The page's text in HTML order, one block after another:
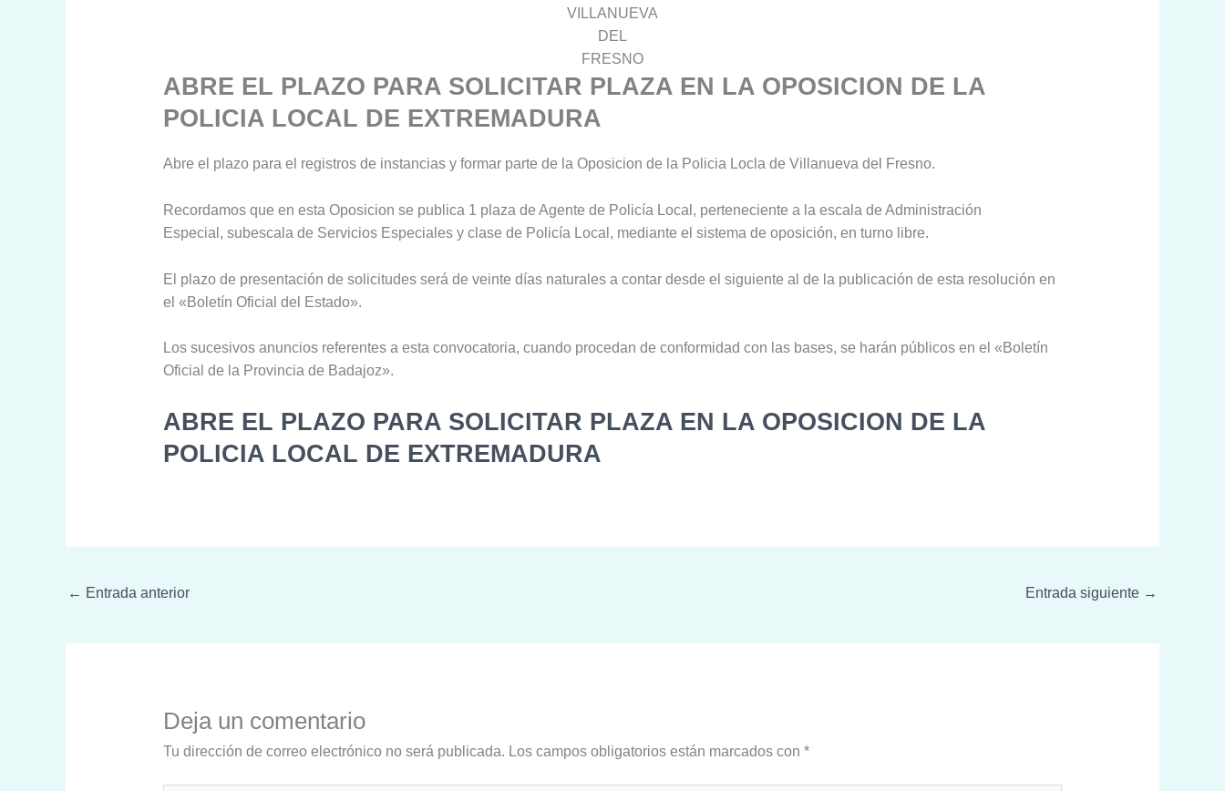
VILLANUEVA
DEL
FRESNO
ABRE EL PLAZO PARA SOLICITAR PLAZA EN LA OPOSICION DE LA
POLICIA LOCAL DE EXTREMADURA
Abre el plazo para el registros de instancias y formar parte de la Oposicion de la Policia Locla de Villanueva del Fresno.
Recordamos que en esta Oposicion se publica 1 plaza de Agente de Policía Local, perteneciente a la escala de Administración
Especial, subescala de Servicios Especiales y clase de Policía Local, mediante el sistema de oposición, en turno libre.
El plazo de presentación de solicitudes será de veinte días naturales a contar desde el siguiente al de la publicación de esta resolución en
el «Boletín Oficial del Estado».
Los sucesivos anuncios referentes a esta convocatoria, cuando procedan de conformidad con las bases, se harán públicos en el «Boletín
Oficial de la Provincia de Badajoz».
ABRE EL PLAZO PARA SOLICITAR PLAZA EN LA OPOSICION DE LA
POLICIA LOCAL DE EXTREMADURA
← Entrada anterior Entrada siguiente →
Deja un comentario
Tu dirección de correo electrónico no será publicada. Los campos obligatorios están marcados con *